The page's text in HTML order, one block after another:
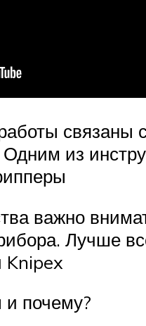
связаны
Одним из
важно
Лучше
Knipex
и почему?